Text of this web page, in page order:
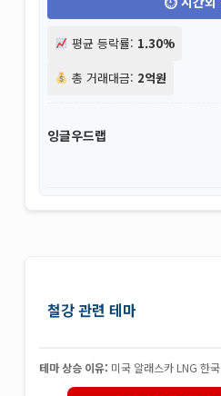
평균 등락률: 1.30%
총 거래대금: 2억원
잉글우드랩
철강 관련 테마
테마 상승 이유: 미국 알래스카 LNG 한